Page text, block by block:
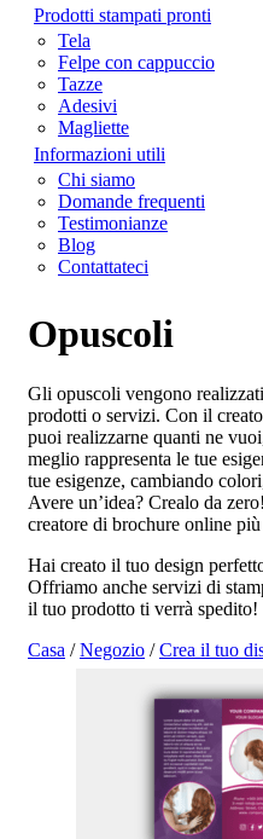
Prodotti stampati pronti
Tela
Felpe con cappuccio
Tazze
Adesivi
Magliette
Informazioni utili
Chi siamo
Domande frequenti
Testimonianze
Blog
Contattateci
Opuscoli
Gli opuscoli vengono
prodotti o servizi. Con il
puoi realizzarne quanti ne
meglio rappresenta le tue
tue esigenze, cambiando
Avere un’idea? Crealo da
creatore di brochure online
Hai creato il tuo design
Offriamo anche servizi di
il tuo prodotto ti verrà spedito!
Casa /Negozio /Crea il tuo